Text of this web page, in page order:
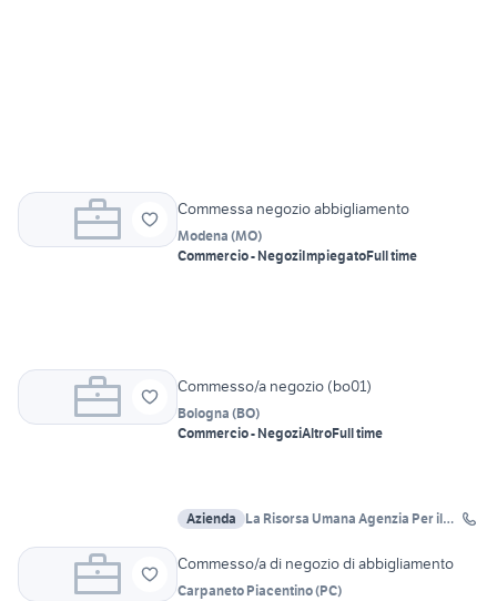
Commessa negozio abbigliamento
Modena (MO)
Commercio - NegoziImpiegatoFull time
Commesso/a negozio (bo01)
Bologna (BO)
Commercio - NegoziAltroFull time
Azienda
La Risorsa Umana Agenzia Per il
Commesso/a di negozio di abbigliamento
Carpaneto Piacentino(PC)